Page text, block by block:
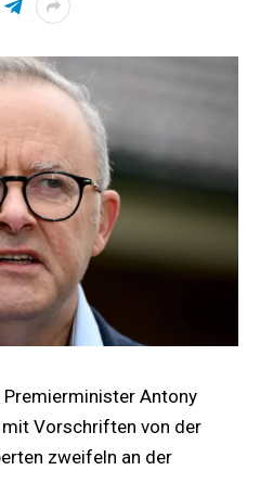
Antony
Vorschriften von der
zweifeln an der